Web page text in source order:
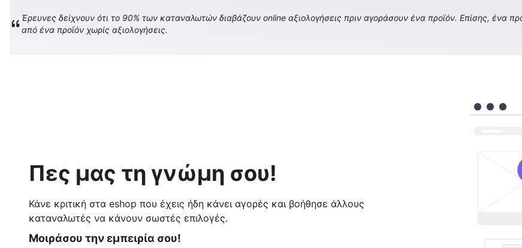
Έρευνες δείχνουν ότι το 90% των καταναλωτών διαβάζουν online αξιολογήσεις πριν αγοράσουν ένα προϊόν. Επίσης, ένα
από ένα προϊόν χωρίς αξιολογήσεις.
Πες μας τη γνώμη σου!
Κάνε κριτική στα eshop που έχεις ήδη κάνει αγορές και βοήθησε άλλους
καταναλωτές να κάνουν σωστές επιλογές.
Μοιράσου την εμπειρία σου!